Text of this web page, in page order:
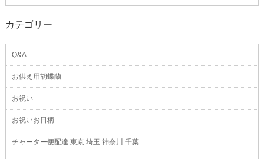
カテゴリー
Q&A
お供え用胡蝶蘭
お祝い
お祝いお日柄
チャーター便配達 東京 埼玉 神奈川 千葉